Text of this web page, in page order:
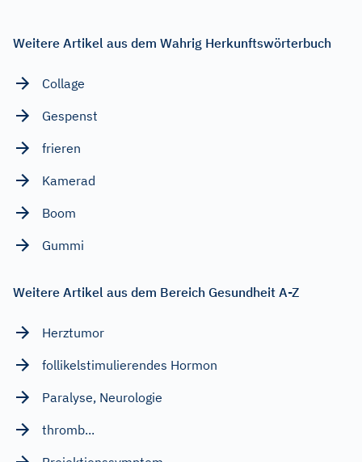
Weitere Artikel aus dem Wahrig Herkunftswörterbuch
Collage
Gespenst
frieren
Kamerad
Boom
Gummi
Weitere Artikel aus dem Bereich Gesundheit A-Z
Herztumor
follikelstimulierendes Hormon
Paralyse, Neurologie
thromb...